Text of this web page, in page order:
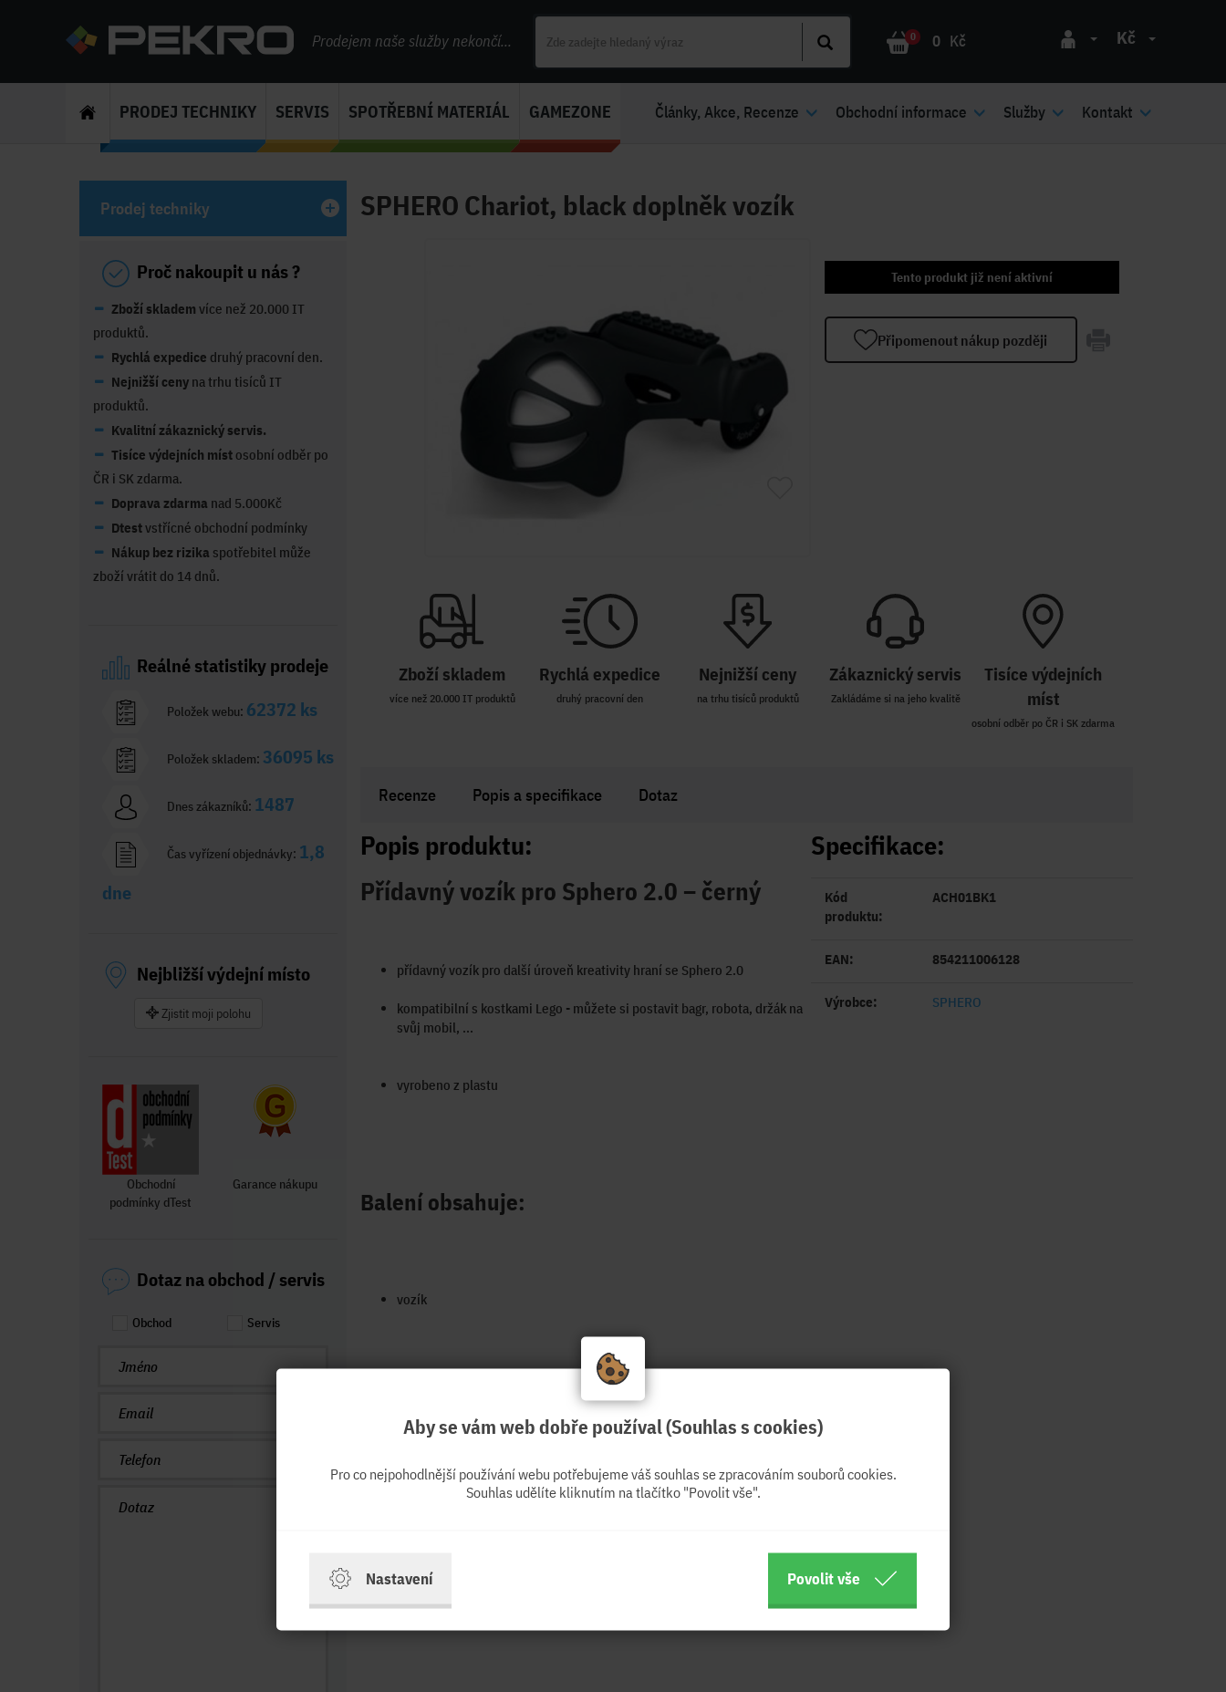
Prodejem naše služby nekončí... 0 0 Kč Kč
PRODEJ TECHNIKY SERVIS SPOTŘEBNÍ MATERIÁL GAMEZONE Články, Akce, Recenze Obchodní informace Služby Kontakt
SPHERO Chariot, black doplněk vozík
Tento produkt již není aktivní
Připomenout nákup později
Zboží skladem
více než 20.000 IT produktů
Rychlá expedice
druhý pracovní den
Nejnižší ceny
na trhu tisíců produktů
Zákaznický servis
Zakládáme si na jeho kvalitě
Tisíce výdejních
míst
osobní odběr po ČR i SK zdarma
Recenze Popis a specifikace Dotaz
Popis produktu:
Přídavný vozík pro Sphero 2.0 – černý
přídavný vozík pro další úroveň kreativity hraní se Sphero 2.0
kompatibilní s kostkami Lego - můžete si postavit bagr, robota, držák na
svůj mobil, ...
vyrobeno z plastu
Balení obsahuje:
vozík
Specifikace:
Kód
produktu:
ACH01BK1
EAN: 854211006128
Výrobce: SPHERO
Prodej techniky
Proč nakoupit u nás ?
Zboží skladem více než 20.000 IT
produktů.
Rychlá expedice druhý pracovní den.
Nejnižší ceny na trhu tisíců IT
produktů.
Kvalitní zákaznický servis.
Tisíce výdejních míst osobní odběr po
ČR i SK zdarma.
Doprava zdarma nad 5.000Kč
Dtestvstřícné obchodní podmínky
Nákup bez rizika spotřebitel může
zboží vrátit do 14 dnů.
Reálné statistiky prodeje
Položek webu: 62372 ks
Položek skladem: 36095 ks
Dnes zákazníků: 1487
Čas vyřízení objednávky: 1,8
dne
Nejbližší výdejní místo
Zjistit moji polohu
Obchodní
podmínky dTest
Garance nákupu
Dotaz na obchod / servis
Obchod Servis
Aby se vám web dobře používal (Souhlas s cookies)
Pro co nejpohodlnější používání webu potřebujeme váš souhlas se zpracováním souborů cookies.
Souhlas udělíte kliknutím na tlačítko "Povolit vše".
Nastavení Povolit vše